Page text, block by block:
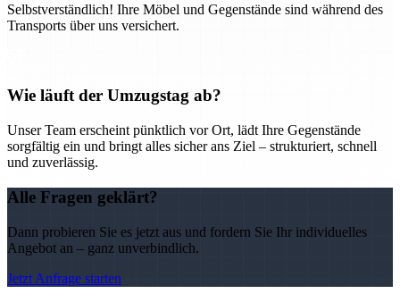
Selbstverständlich! Ihre Möbel und Gegenstände sind während des
Transports über uns versichert.
Wie läuft der Umzugstag ab?
Unser Team erscheint pünktlich vor Ort, lädt Ihre Gegenstände
sorgfältig ein und bringt alles sicher ans Ziel – strukturiert, schnell
und zuverlässig.
Alle Fragen geklärt?
Dann probieren Sie es jetzt aus und fordern Sie Ihr individuelles
Angebot an – ganz unverbindlich.
Jetzt Anfrage starten